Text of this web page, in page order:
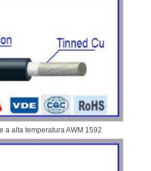
a alta temperatura AWM 1592